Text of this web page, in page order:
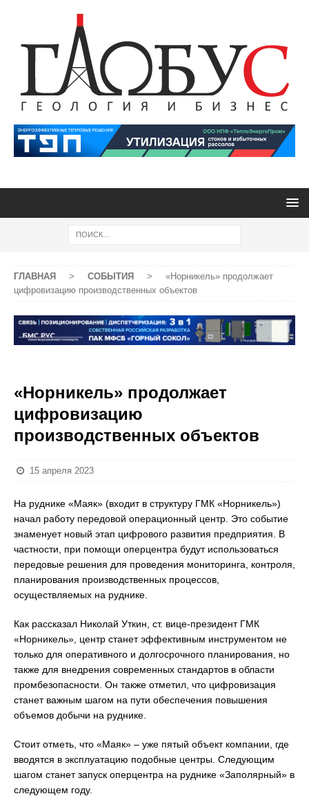
ГЛАВНАЯ > СОБЫТИЯ >
«Норникель» продолжает
цифровизацию производственных объектов
«Норникель» продолжает
цифровизацию
производственных объектов
15 апреля 2023
На руднике «Маяк» (входит в структуру ГМК «Норникель»)
начал работу передовой операционный центр. Это событие
знаменует новый этап цифрового развития предприятия. В
частности, при помощи оперцентра будут использоваться
передовые решения для проведения мониторинга, контроля,
планирования производственных процессов,
осуществляемых на руднике.
Как рассказал Николай Уткин, ст. вице-президент ГМК
«Норникель», центр станет эффективным инструментом не
только для оперативного и долгосрочного планирования, но
также для внедрения современных стандартов в области
промбезопасности. Он также отметил, что цифровизация
станет важным шагом на пути обеспечения повышения
объемов добычи на руднике.
Стоит отметь, что «Маяк» – уже пятый объект компании, где
вводятся в эксплуатацию подобные центры. Следующим
шагом станет запуск оперцентра на руднике «Заполярный» в
следующем году.